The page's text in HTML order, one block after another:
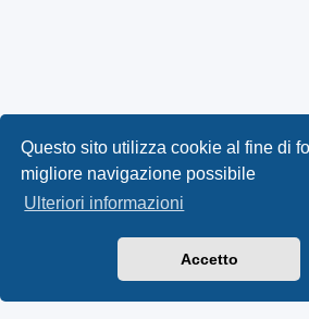
Questo sito utilizza cookie al fine di
migliore navigazione possibile
Ulteriori informazioni
Accetto